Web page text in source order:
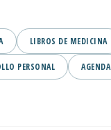
LIBROS DE MEDICINA
PERSONAL AGENDA